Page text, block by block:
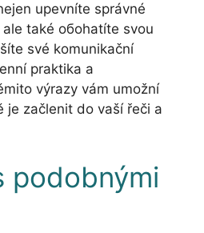
upevníte správné
také обohatíte svou
své komunikační
praktika a
výrazy vám umožní
je začlenit do vaší řeči a
podobnými